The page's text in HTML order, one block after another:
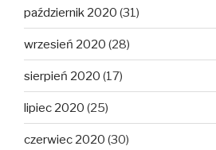
październik 2020 (31)
wrzesień 2020 (28)
sierpień 2020 (17)
lipiec 2020 (25)
czerwiec 2020 (30)